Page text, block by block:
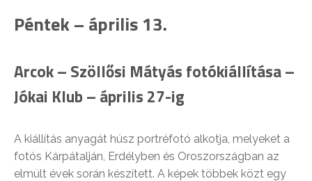
Péntek – április 13.
Arcok – Szöllősi Mátyás fotókiállítása –
Jókai Klub – április 27-ig
A kiállítás anyagát húsz portréfotó alkotja, melyeket a
fotós Kárpátalján, Erdélyben és Oroszországban az
elmúlt évek során készített. A képek többek közt egy